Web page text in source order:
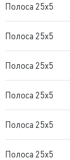
Полоса 25x5
Полоса 25x5
Полоса 25x5
Полоса 25x5
Полоса 25x5
Полоса 25x5